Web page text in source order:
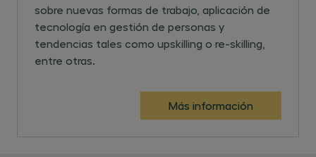
sobre nuevas formas de trabajo, aplicación de
tecnología en gestión de personas y
tendencias tales como upskilling o re-skilling,
entre otras.
Más información